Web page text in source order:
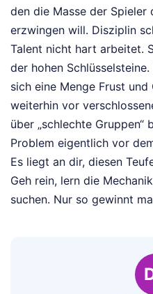
den die Masse der Spieler
erzwingen will. Disziplin
Talent nicht hart arbeitet.
der hohen
sich eine Menge Frust
weiterhin vor
über „schlechte Gruppen“
Problem eigentlich vor
Es liegt an dir, diesen
Geh rein, lern die
suchen. Nur so gewinnt